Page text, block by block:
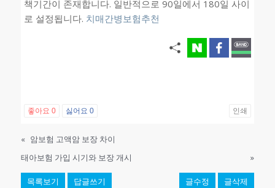
책기간이 존재합니다. 일반적으로 90일에서 180일 사이
로 설정됩니다. 치매간병보험추천
좋아요 0 싫어요 0 인쇄
« 암보험 고액암 보장 차이
태아보험 가입 시기와 보장 개시
»
목록보기 답글쓰기 글수정 글삭제